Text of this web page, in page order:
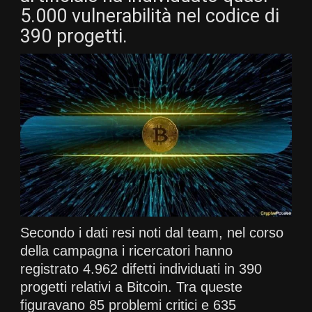
5.000 vulnerabilità nel codice di
390 progetti.
Secondo i dati resi noti dal team, nel corso
della campagna i ricercatori hanno
registrato 4.962 difetti individuati in 390
progetti relativi a Bitcoin. Tra queste
figuravano 85 problemi critici e 635